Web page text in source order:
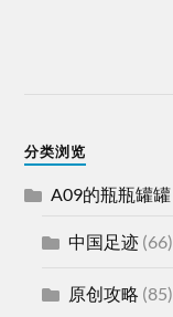
分类浏览
A09的瓶瓶罐罐
中国足迹 (66)
原创攻略 (85)